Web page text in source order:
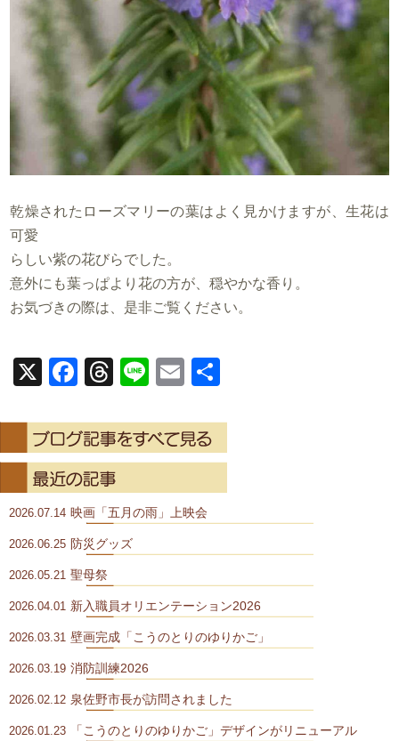
乾燥されたローズマリーの葉はよく見かけますが、生花は
可愛
らしい紫の花びらでした。
意外にも葉っぱより花の方が、穏やかな香り。
お気づきの際は、是非ご覧ください。
X Facebook
Threads
LineEmail
2026.07.14 映画「五月の雨」上映会
2026.06.25 防災グッズ
2026.05.21 聖母祭
2026.04.01 新入職員オリエンテーション2026
2026.03.31 壁画完成「こうのとりのゆりかご」
2026.03.19 消防訓練2026
2026.02.12 泉佐野市長が訪問されました
2026.01.23 「こうのとりのゆりかご」デザインがリニューアル